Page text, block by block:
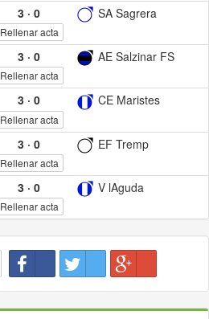
3· 0 SA Sagrera
Rellenar acta
3· 0 AE Salzinar FS
Rellenar acta
3· 0 CE Maristes
Rellenar acta
3· 0 EF Tremp
Rellenar acta
3· 0 V lAguda
Rellenar acta